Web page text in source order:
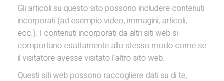
Gli articoli su questo sito possono includere contenuti
incorporati (ad esempio video, immagini, articoli,
ecc.). I contenuti incorporati da altri siti web si
comportano esattamente allo stesso modo come se
il visitatore avesse visitato l’altro sito web.
Questi siti web possono raccogliere dati su di te,